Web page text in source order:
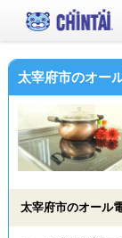
太宰府市のオー
太宰府市のオール